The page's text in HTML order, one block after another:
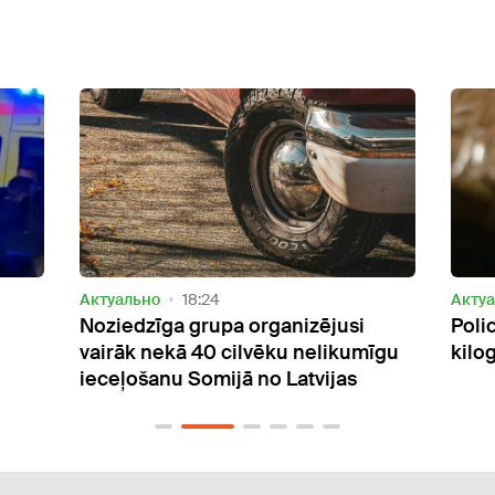
Актуально 16:15
Policija Daugavpilī atrod gandrīz
kilogramu amfetamīna